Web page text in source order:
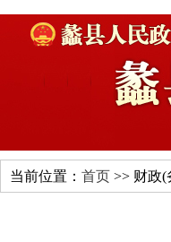
当前位置： 首页 >> 财政(